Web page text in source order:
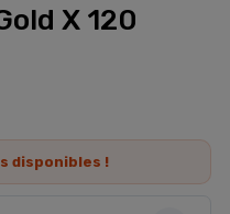
X 120
disponibles !